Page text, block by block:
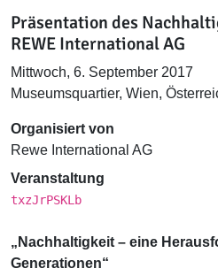
Präsentation des
REWE International AG
Mittwoch, 6. September 2017
Museumsquartier, Wien,
Organisiert von
Rewe International AG
Veranstaltung
txzJrPSKLb
„Nachhaltigkeit – eine
Generationen“